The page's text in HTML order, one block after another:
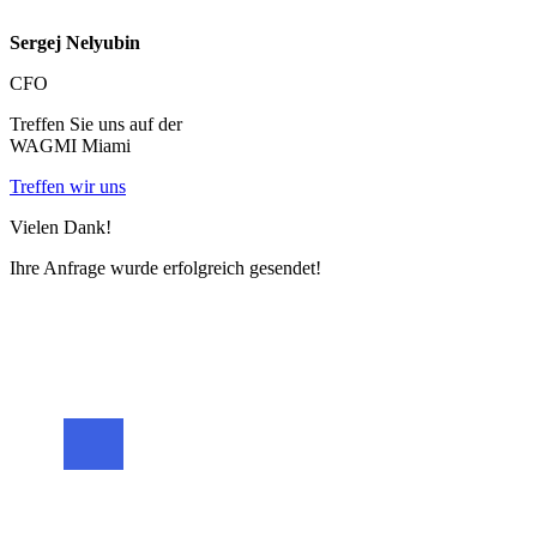
Sergej Nelyubin
CFO
Treffen Sie uns auf der
WAGMI Miami
Treffen wir uns
Vielen Dank!
Ihre Anfrage wurde erfolgreich gesendet!